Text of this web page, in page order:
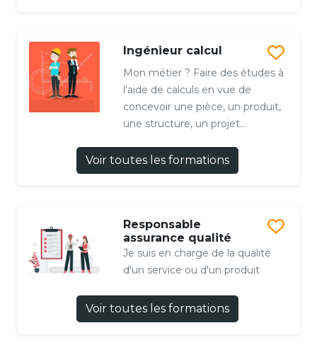
Ingénieur calcul
Mon métier ? Faire des études à
l'aide de calculs en vue de
concevoir une pièce, un produit,
une structure, un projet...
Voir toutes les formations
Responsable
assurance qualité
Je suis en charge de la qualité
d'un service ou d'un produit
Voir toutes les formations